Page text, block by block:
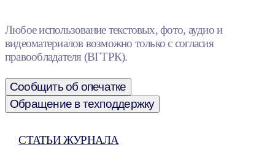
Любое использование текстовых, фото, аудио и
видеоматериалов возможно только с согласия
правообладателя (ВГТРК).
Сообщить об опечатке
Обращение в техподдержку
СТАТЬИ ЖУРНАЛА